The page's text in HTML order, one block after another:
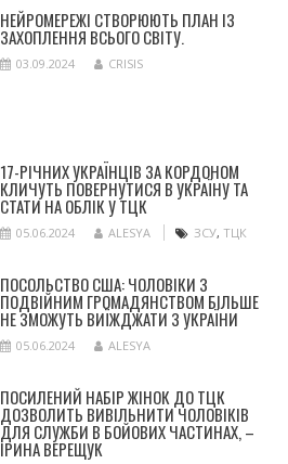
НЕЙРОМЕРЕЖІ СТВОРЮЮТЬ ПЛАН ІЗ
ЗАХОПЛЕННЯ ВСЬОГО СВІТУ.
03.09.2024 CRISIS
17-РІЧНИХ УКРАЇНЦІВ ЗА КОРДОНОМ
КЛИЧУТЬ ПОВЕРНУТИСЯ В УКРАЇНУ ТА
СТАТИ НА ОБЛІК У ТЦК
05.06.2024 ALESYA ЗСУ, ТЦК
ПОСОЛЬСТВО США: ЧОЛОВІКИ З
ПОДВІЙНИМ ГРОМАДЯНСТВОМ БІЛЬШЕ
НЕ ЗМОЖУТЬ ВИЇЖДЖАТИ З УКРАЇНИ
05.06.2024 ALESYA
ПОСИЛЕНИЙ НАБІР ЖІНОК ДО ТЦК
ДОЗВОЛИТЬ ВИВІЛЬНИТИ ЧОЛОВІКІВ
ДЛЯ СЛУЖБИ В БОЙОВИХ ЧАСТИНАХ, –
ІРИНА ВЕРЕЩУК